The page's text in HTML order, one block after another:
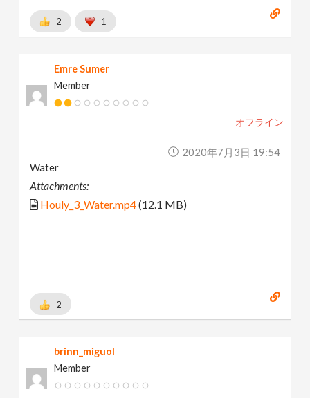
2 1
Emre Sumer
Member
オフライン
2020年7月3日 19:54
Water
Attachments:
Houly_3_Water.mp4(12.1 MB)
2
brinn_miguol
Member